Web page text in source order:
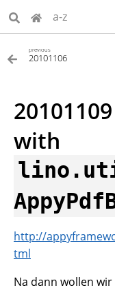
a-z
previous
20101106
with
http://
tml
Na dann wollen